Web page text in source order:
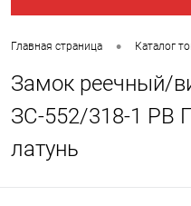
Главная страница • Каталог
Замок реечный/
ЗС-552/318-1 PB
латунь